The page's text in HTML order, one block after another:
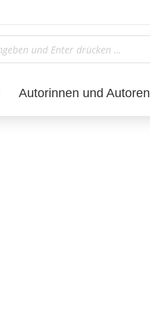
Autorinnen und Autoren